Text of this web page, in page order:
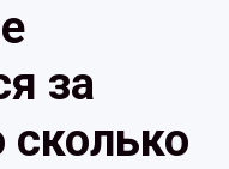
за
сколько